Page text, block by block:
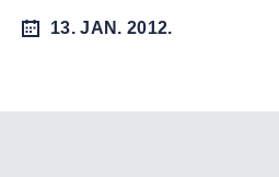
13. JAN. 2012.